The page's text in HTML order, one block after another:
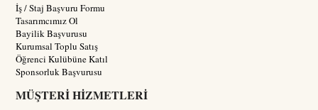
İş / Staj Başvuru Formu
Tasarımcımız Ol
Bayilik Başvurusu
Kurumsal Toplu Satış
Öğrenci Kulübüne Katıl
Sponsorluk Başvurusu
MÜŞTERİ HİZMETLERİ